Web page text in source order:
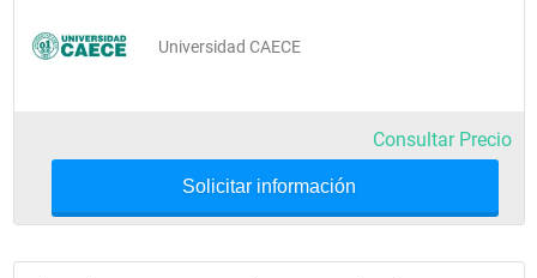
Universidad CAECE
Consultar Precio
Solicitar información